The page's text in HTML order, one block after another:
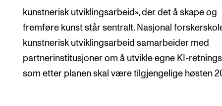
Organisering av NMH
Biblioteket
kunstnerisk utviklingsarbeid», der det å skape og
fremføre kunst står sentralt. Nasjonal
kunstnerisk utviklingsarbeid samarbeider med
partnerinstitusjoner om å utvikle egne KI-
som etter planen skal være tilgjengelige høsten